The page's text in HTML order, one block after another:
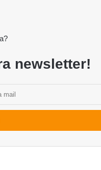
newsletter!